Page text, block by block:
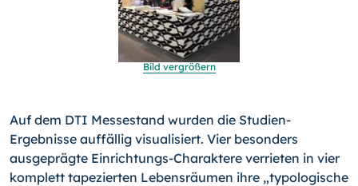
Bild vergrößern
Auf dem DTI Messestand wurden die Studien-
Ergebnisse auf­fällig visualisiert. Vier besonders
ausgeprägte Einrichtungs-Charaktere verrieten in vier
komplett tapezierten Lebensräu­men ihre „typologische